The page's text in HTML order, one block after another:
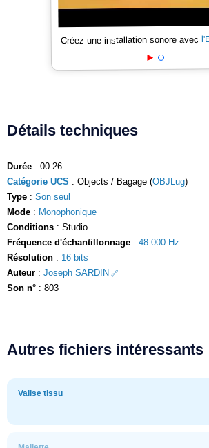
Créez une installation sonore avec
Détails techniques
Durée : 00:26
Catégorie UCS : Objects / Bagage (OBJLug)
Type : Son seul
Mode : Monophonique
Conditions : Studio
Fréquence d'échantillonnage : 48 000 Hz
Résolution : 16 bits
Auteur : Joseph SARDIN
Son n° : 803
Autres fichiers intéressants
Valise tissu